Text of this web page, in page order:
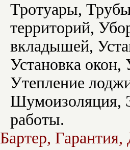
Тротуары,
территорий,
вкладышей,
Установка окон,
Утепление
Шумоизоляция,
работы.
Бартер,